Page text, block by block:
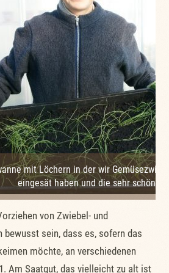
mit Löchern in der wir
eingesät haben und die sehr schön
von Zwiebel- und
bewusst sein, dass es, sofern das
möchte, an verschiedenen
Am Saatgut, das vielleicht zu alt ist